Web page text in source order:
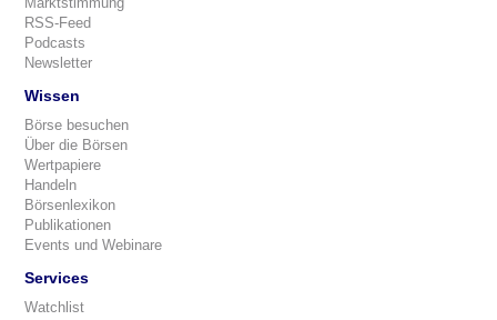
RSS-Feed
Podcasts
Newsletter
Wissen
Börse besuchen
Über die Börsen
Wertpapiere
Handeln
Börsenlexikon
Publikationen
Events und Webinare
Services
Watchlist